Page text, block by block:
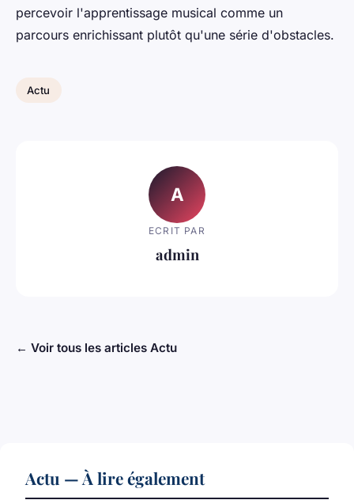
percevoir l'apprentissage musical comme un
parcours enrichissant plutôt qu'une série d'obstacles.
Actu
A
ECRIT PAR
admin
← Voir tous les articles Actu
Actu — À lire également